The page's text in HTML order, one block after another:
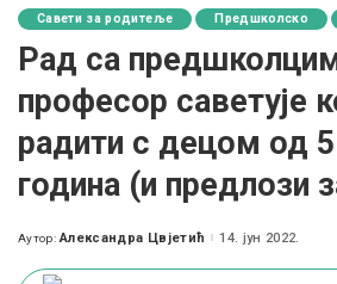
Савети за родитеље Предшколско
Рад са
професор саветује
радити с децом од
година (и предлози
Posted
Аутор: Александра Цвјетић 14. јун 2022.